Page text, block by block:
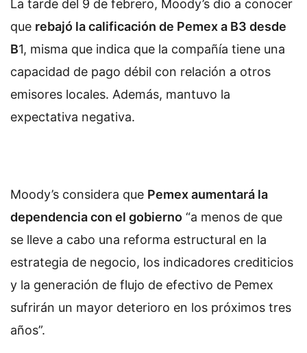
La tarde del 9 de febrero, Moody’s dio a conocer
que rebajó la calificación de Pemex a B3 desde
B1, misma que indica que la compañía tiene una
capacidad de pago débil con relación a otros
emisores locales. Además, mantuvo la
expectativa negativa.
Moody’s considera que Pemex aumentará la
dependencia con el gobierno “a menos de que
se lleve a cabo una reforma estructural en la
estrategia de negocio, los indicadores crediticios
y la generación de flujo de efectivo de Pemex
sufrirán un mayor deterioro en los próximos tres
años”.